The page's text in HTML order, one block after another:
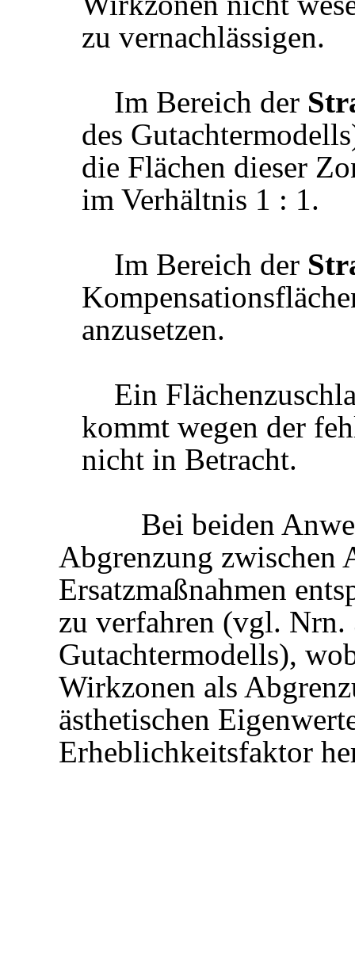
zu vernachlässigen.
Im Bereich der
des
die Flächen dieser
im Verhältnis 1 : 1.
Im Bereich der
anzusetzen.
Ein
kommt wegen der
nicht in Betracht.
Bei beiden
Abgrenzung zwischen
Ersatzmaßnahmen
zu verfahren (vgl. Nrn.
Gutachtermodells),
Wirkzonen als
ästhetischen
Erheblichkeitsfaktor